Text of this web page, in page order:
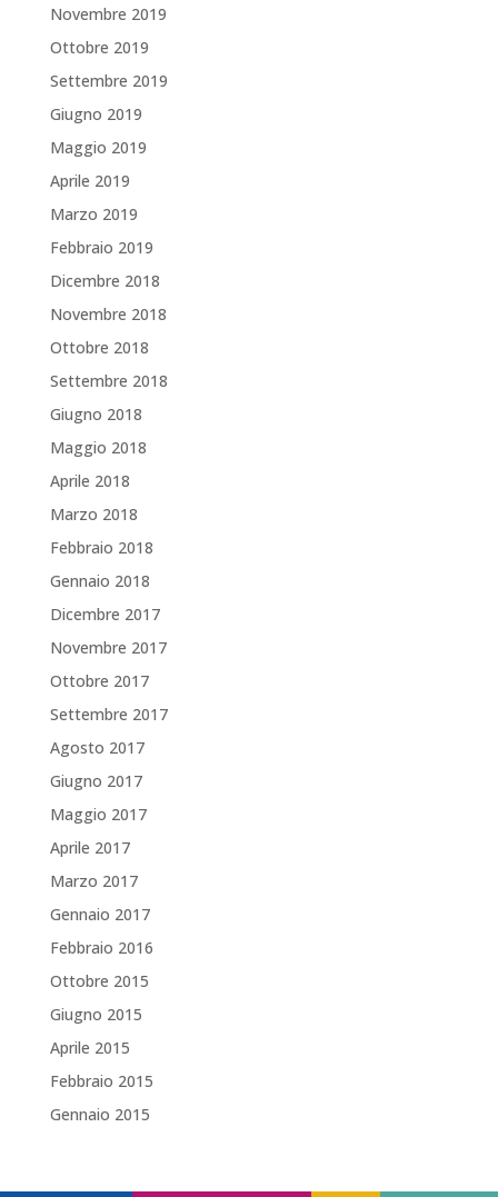
Novembre 2019
Ottobre 2019
Settembre 2019
Giugno 2019
Maggio 2019
Aprile 2019
Marzo 2019
Febbraio 2019
Dicembre 2018
Novembre 2018
Ottobre 2018
Settembre 2018
Giugno 2018
Maggio 2018
Aprile 2018
Marzo 2018
Febbraio 2018
Gennaio 2018
Dicembre 2017
Novembre 2017
Ottobre 2017
Settembre 2017
Agosto 2017
Giugno 2017
Maggio 2017
Aprile 2017
Marzo 2017
Gennaio 2017
Febbraio 2016
Ottobre 2015
Giugno 2015
Aprile 2015
Febbraio 2015
Gennaio 2015